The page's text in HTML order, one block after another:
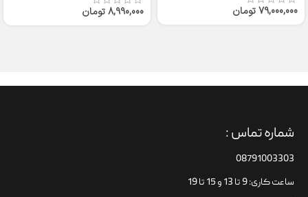
79,000,000تومان
8,990,000تومان
شماره تماس :
08791003303
ساعت کاری: 9 تا 13 و 15 تا 19